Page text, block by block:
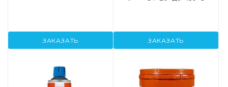
ЗАКАЗАТЬ ЗАКАЗАТЬ